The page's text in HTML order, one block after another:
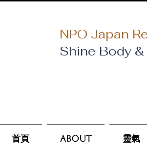
NPO Japan
Shine Body &
首頁 About 靈氣